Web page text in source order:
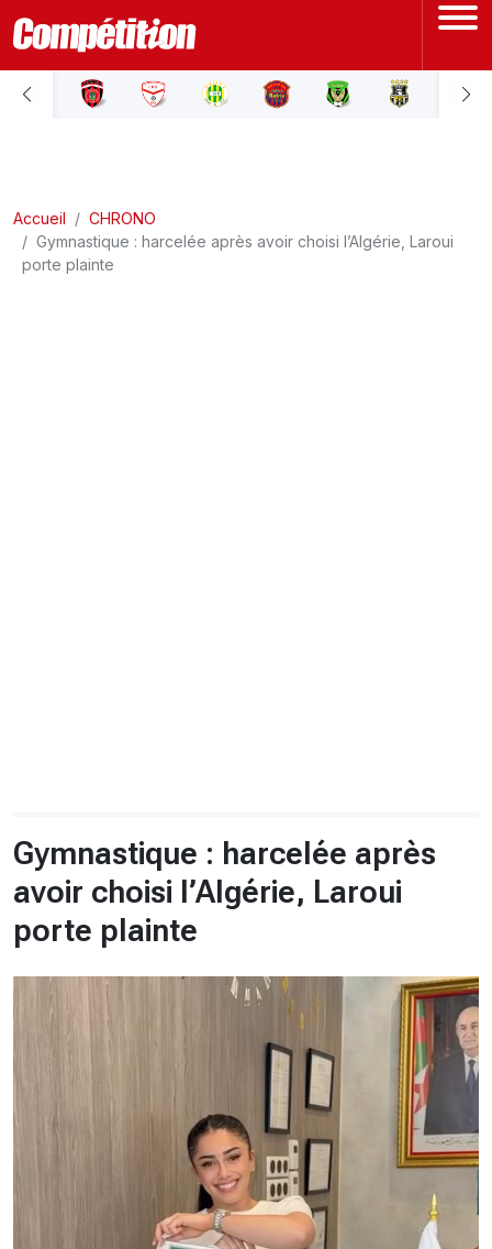
ACCUEIL
LIGUE 2
COUPE D'ALGÉRIE
Accueil
CHRONO
Gymnastique : harcelée après avoir choisi l’Algérie, Laroui
porte plainte
Gymnastique : harcelée après
avoir choisi l’Algérie, Laroui
porte plainte